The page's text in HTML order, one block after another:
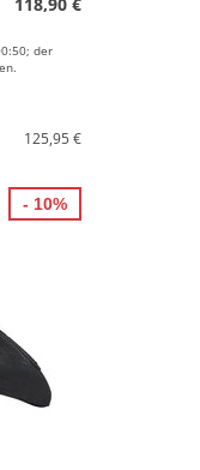
der
125,95 €
- 10%